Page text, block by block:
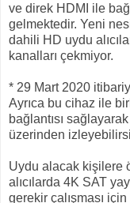
ve direk HDMI ile
gelmektedir. Yeni
dahili HD uydu
kanalları çekmiyor.
* 29 Mart 2020
Ayrıca bu cihaz ile
bağlantısı
üzerinden
Uydu alacak kişilere
alıcılarda 4K SAT
gerekir çalışması